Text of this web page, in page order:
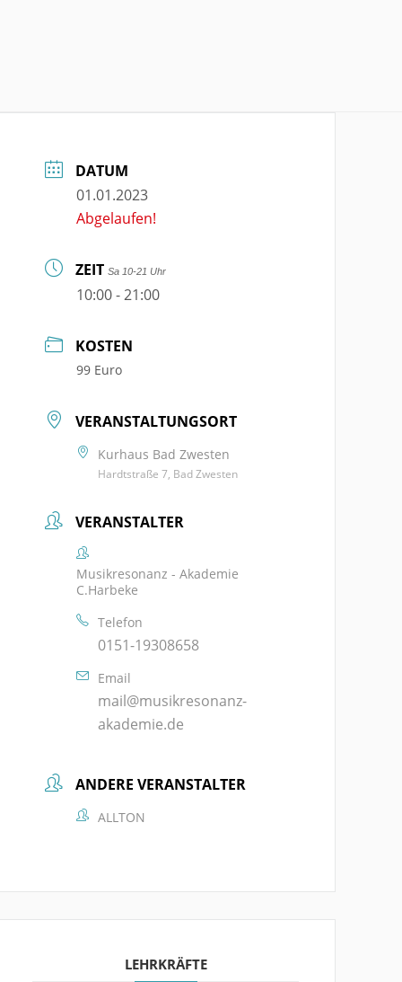
DATUM
01.01.2023
Abgelaufen!
ZEIT Sa 10-21 Uhr
10:00 - 21:00
KOSTEN
99 Euro
VERANSTALTUNGSORT
Kurhaus Bad Zwesten
Hardtstraße 7, Bad Zwesten
VERANSTALTER
Musikresonanz - Akademie
C.Harbeke
Telefon
0151-19308658
Email
mail@musikresonanz-
akademie.de
ANDERE VERANSTALTER
ALLTON
LEHRKRÄFTE